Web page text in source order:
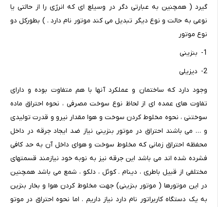
گیرد ( همچنین به عبارتی دگر در وسیلع ای که انرژی را از حالتی یا
نوعی به حالت و نوع دیگر تبدیل می کند موتور نام دارد . ) بطورکل دو
نوع موتور
1- بنزینی
2- دیزیلی
وجود دارد که ساختمان و عملکرد آنها با هم متفاوت بوده و دارای
تفاوت های عمده ای از لحاظ نوع سوخت مصرفی ، نحوه احتراق ماده
سوختنی ، نحوه مخلوط کردن سوخت و هوا مقدار نیرو و قدرت تولیدی
و … می باشند احتراق در موتور بنزینی نیاز ضد ایجاد جرقه در داخل
محفظه احتراق زمانی که مخلوط سوخت و هوای داخل آن به حد کافی
فشرده شده اند می باشد این جرقه نیز به نوبه خود نیازمند قسمتهای
مختلفی از قبیل باطری ، دینام . کوئل ، دلکو ، شمع می باشد همچنین
در این موتورها ( موتور بنزینی) جهت مخلوط کردن هوا و بخار بنزین
به یک دستگاه کاربراتور نام دارد نیاز داریم . اما نحوه احتراق در موتو